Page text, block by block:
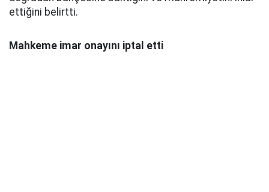
ettiğini belirtti.
Mahkeme imar onayını iptal etti